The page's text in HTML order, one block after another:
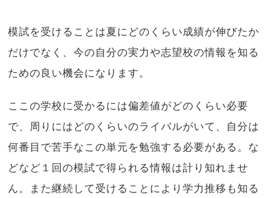
模試を受けることは夏にどのくらい成績が伸びたか
だけでなく、今の自分の実力や志望校の情報を知る
ための良い機会になります。
ここの学校に受かるには偏差値がどのくらい必要
で、周りにはどのくらいのライバルがいて、自分は
何番目で苦手なこの単元を勉強する必要がある。な
どなど１回の模試で得られる情報は計り知れませ
ん。また継続して受けることにより学力推移も知る